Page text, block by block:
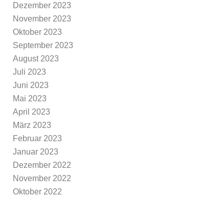
Dezember 2023
November 2023
Oktober 2023
September 2023
August 2023
Juli 2023
Juni 2023
Mai 2023
April 2023
März 2023
Februar 2023
Januar 2023
Dezember 2022
November 2022
Oktober 2022